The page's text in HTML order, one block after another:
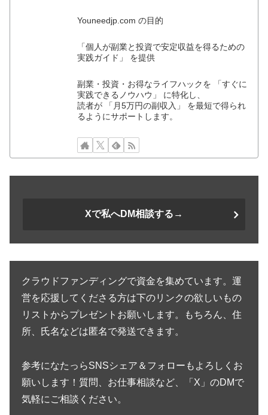
Youneedjp.com の目的
「個人が副業と投資で安定収益を得るための
実践ガイド」 を提供
副業・投資・お得なライフハックを 「すぐに
実践できるノウハウ」 に特化し、
読者が 「月5万円の副収入」 を最短で得られ
るようにサポートします。
Xで私へDM相談する→
クラウドファンディングで資金を集めています。運
営を応援してくださる方は下のリンクの欲しいもの
リストからプレゼントお願いします。もちろん、住
所、氏名などは匿名で発送できます。
参考になたっらSNSシェア＆フォローもよろしくお
願いします！質問、お仕事相談など、「X」のDMで
気軽にご相談ください。